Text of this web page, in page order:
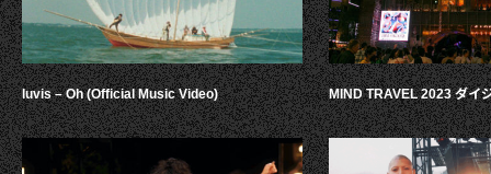
luvis – Oh (Official Music Video) MIND TRAVEL 2023 ダイ